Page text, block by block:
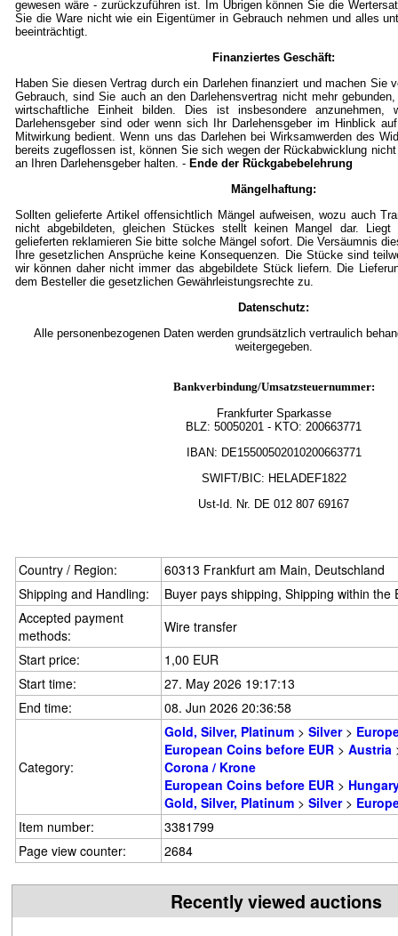
gewesen wäre - zurückzuführen ist. Im Übrigen können Sie die
Sie die Ware nicht wie ein Eigentümer in Gebrauch nehmen und alles
beeinträchtigt.
Finanziertes Geschäft:
Haben Sie diesen Vertrag durch ein Darlehen finanziert und machen Sie
Gebrauch, sind Sie auch an den Darlehensvertrag nicht mehr
wirtschaftliche Einheit bilden. Dies ist insbesondere anzunehmen,
Darlehensgeber sind oder wenn sich Ihr Darlehensgeber im Hinblick
Mitwirkung bedient. Wenn uns das Darlehen bei Wirksamwerden des
bereits zugeflossen ist, können Sie sich wegen der Rückabwicklung
an Ihren Darlehensgeber halten. - Ende der Rückgabebelehrung
Mängelhaftung:
Sollten gelieferte Artikel offensichtlich Mängel aufweisen, wozu auch
nicht abgebildeten, gleichen Stückes stellt keinen Mangel dar.
gelieferten reklamieren Sie bitte solche Mängel sofort. Die Versäumnis
Ihre gesetzlichen Ansprüche keine Konsequenzen. Die Stücke sind
wir können daher nicht immer das abgebildete Stück liefern. Die
dem Besteller die gesetzlichen Gewährleistungsrechte zu.
Datenschutz:
Alle personenbezogenen Daten werden grundsätzlich vertraulich
weitergegeben.
Bankverbindung/Umsatzsteuernummer:
Frankfurter Sparkasse
BLZ: 50050201 - KTO: 200663771
IBAN: DE15500502010200663771
SWIFT/BIC: HELADEF1822
Ust-Id. Nr. DE 012 807 69167
Country / Region:
60313 Frankfurt am Main, Deutschland
Shipping and Handling:
Buyer pays shipping, Shipping within the
Accepted payment
methods:
Wire transfer
Start price:
1,00 EUR
Start time:
27. May 2026 19:17:13
End time:
08. Jun 2026 20:36:58
Category:
Gold, Silver, Platinum > Silver>
European Coins before EUR > Austria
Corona / Krone
European Coins before EUR >
Gold, Silver, Platinum > Silver>
Item number:
3381799
Page view counter:
2684
Recently viewed auctions